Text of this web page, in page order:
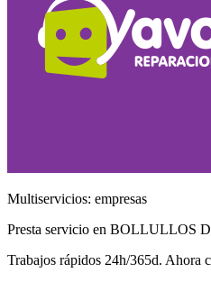
Multiservicios: empresas
Presta servicio en BOLLULLOS
Trabajos rápidos 24h/365d. Ahora